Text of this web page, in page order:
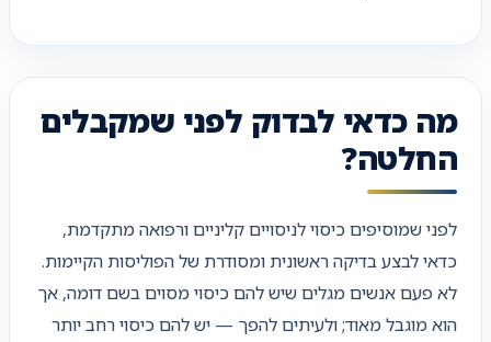
מה כדאי לבדוק לפני שמקבלים
החלטה?
לפני שמוסיפים כיסוי לניסויים קליניים ורפואה מתקדמת,
כדאי לבצע בדיקה ראשונית ומסודרת של הפוליסות הקיימות.
לא פעם אנשים מגלים שיש להם כיסוי מסוים בשם דומה, אך
הוא מוגבל מאוד; ולעיתים להפך — יש להם כיסוי רחב יותר